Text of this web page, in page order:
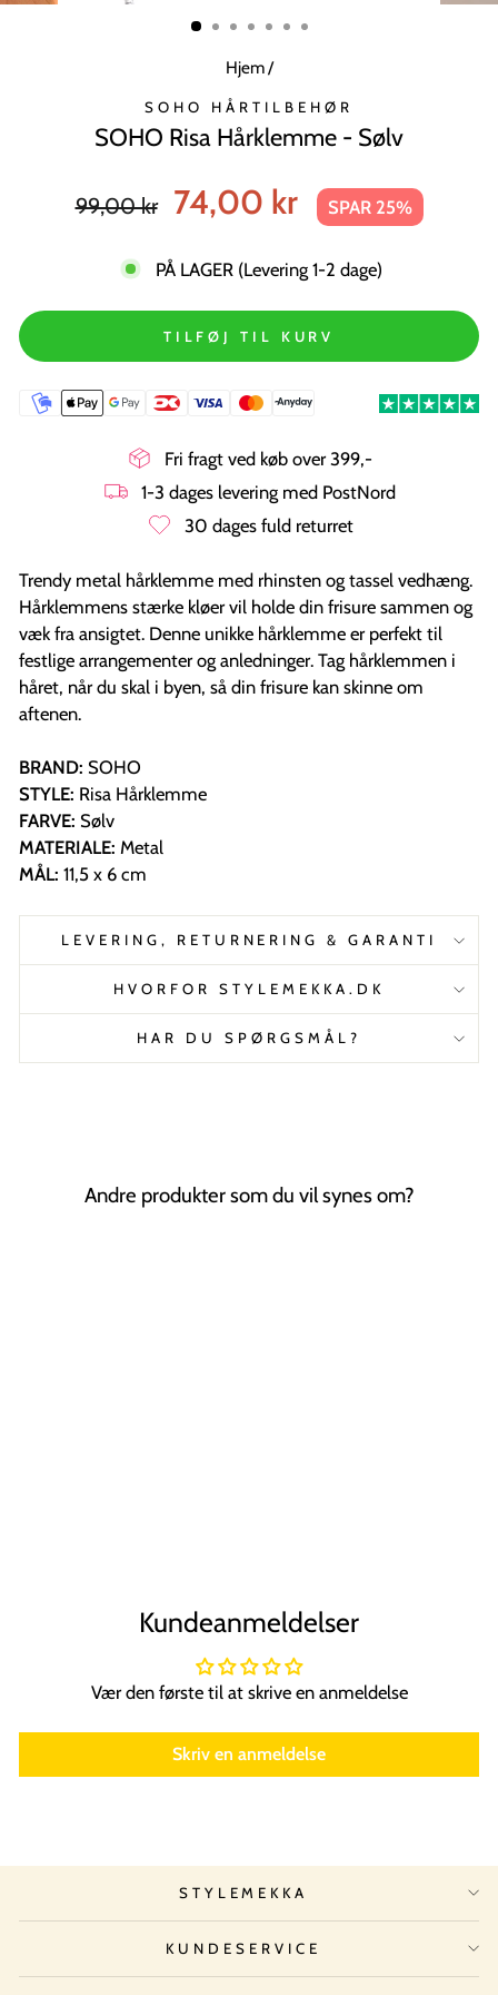
MODUL
Hjem/
SOHO HÅRTILBEHØR
SOHO Risa Hårklemme - Sølv
pris
99,00 kr
Tilbudspris
74,00 kr SPAR 25%
PÅ LAGER (Levering 1-2 dage)
TILFØJ TIL KURV
Fri fragt ved køb over 399,-
1-3 dages levering med PostNord
30 dages fuld returret
Trendy metal hårklemme med rhinsten og tassel vedhæng.
Hårklemmens stærke kløer vil holde din frisure sammen og
væk fra ansigtet. Denne unikke hårklemme er perfekt til
festlige arrangementer og anledninger. Tag hårklemmen i
håret, når du skal i byen, så din frisure kan skinne om
aftenen.
BRAND: SOHO
STYLE: Risa Hårklemme
FARVE: Sølv
MATERIALE: Metal
MÅL: 11,5 x 6 cm
LEVERING, RETURNERING & GARANTI
HVORFOR STYLEMEKKA.DK
HAR DU SPØRGSMÅL?
Andre produkter som du vil synes om?
Kundeanmeldelser
Vær den første til at skrive en anmeldelse
Skriv en anmeldelse
STYLEMEKKA
KUNDESERVICE